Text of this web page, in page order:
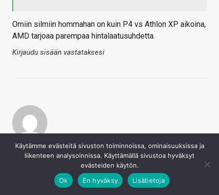
Omiin silmiin hommahan on kuin P4 vs Athlon XP aikoina,
AMD tarjoaa parempaa hintalaatusuhdetta.
Kirjaudu sisään vastataksesi
Kizmo
19.5.2020
Jos katsoo mihin on tultu 7900X kivestä niin.. ei
Käytämme evästeitä sivuston toiminnoissa, ominaisuuksissa ja
liikenteen analysoinnissa. Käyttämällä sivustoa hyväksyt
evästeiden käytön.
Ok
En hyväksy Lisätietoja